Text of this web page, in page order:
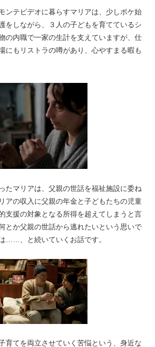
ンテビデオに暮らすマリアは、少しボケ始
をしながら、３人の子どもを育てているシ
の内職で一家の生計を支えていますが、仕
にもリストラの噂があり、心やすまる暇も
たマリアは、父親の世話を福祉施設に委ね
アの収入に父親の年金と子どもたちの児童
支援の対象となる所得を超えてしまうと言
とか父親の世話から逃れたいという思いで
……、と続いていくお話です。
育てを両立させていく苦悩という、身近な